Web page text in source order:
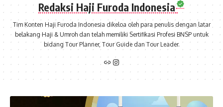
Redaksi Haji Furoda Indonesia
Tim Konten Haji Furoda Indonesia dikeloa oleh para penulis dengan latar
belakang Haji & Umroh dan telah memiliki Sertifikasi Profesi BNSP untuk
bidang Tour Planner, Tour Guide dan Tour Leader.